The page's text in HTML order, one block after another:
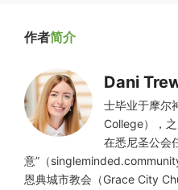
作者简介
Dani
士毕业于摩尔
College），
在悉尼圣公会
意”（
恩典城市教会（Grace City